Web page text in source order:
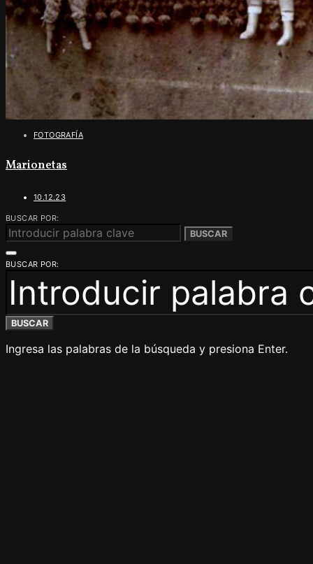
FOTOGRAFÍA
Marionetas
10.12.23
BUSCAR POR:
BUSCAR
BUSCAR POR:
BUSCAR
Ingresa las palabras de la búsqueda y presiona Enter.